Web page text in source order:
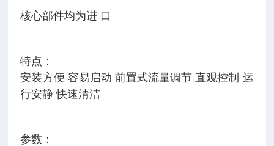
核心部件均为进 口
特点：
安装方便 容易启动 前置式流量调节 直观控制 运
行安静 快速清洁
参数：